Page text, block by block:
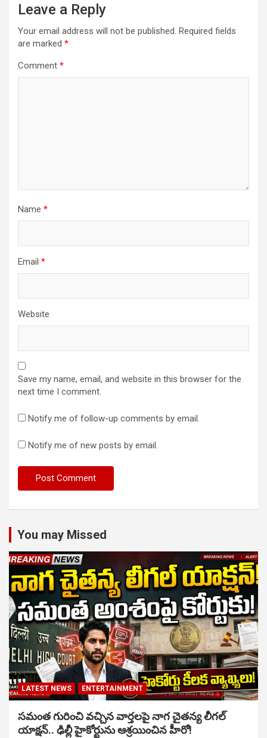
Leave a Reply
Your email address will not be published. Required fields
are marked *
Comment *
Name *
Email *
Website
Save my name, email, and website in this browser for the
next time I comment.
Notify me of follow-up comments by email.
Notify me of new posts by email.
You may Missed
LATEST NEWS ENTERTAINMENT
సమంత గురించి వచ్చిన వార్తలపై నాగ చైతన్య లీగల్
యాక్షన్.. ఢిల్లీ హైకోర్టును ఆశ్రయించిన హీరో!